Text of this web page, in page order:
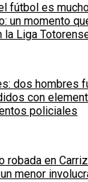
fútbol es
un momento
la Liga
dos hombres
con
policiales
robada en
menor